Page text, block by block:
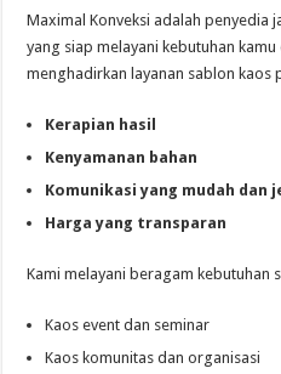
Maximal Konveksi adalah penyedia
yang siap melayani kebutuhan kamu
menghadirkan layanan sablon
Kerapian hasil
Kenyamanan bahan
Komunikasi yang mudah dan
Harga yang transparan
Kami melayani beragam kebutuhan
Kaos event dan seminar
Kaos komunitas dan organisasi